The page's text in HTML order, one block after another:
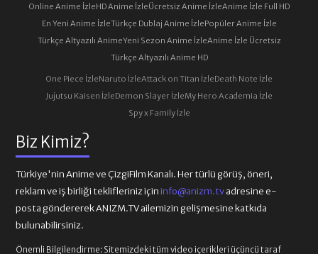
Biz Kimiz?
Türkiye'nin Anime ve ÇizgiFilm Kanalı. Her türlü görüş, öneri,
reklam ve iş birliği teklifleriniz içininfo@anizm.tvadresine e-
posta göndererek ANIZM.TV ailemizin gelişmesine katkıda
bulunabilirsiniz.
Önemli Bilgilendirme: Sitemizdeki tüm video içerikleri üçüncü taraf
Online Anime İzleHD Anime İzleÜcretsiz Anime İzleAnime İzle Full HD
En Yeni Anime İzleTürkçe Dublaj Anime İzlePopüler Anime İzle
Türkçe Altyazılı AnimeYeni Sezon Anime İzleAnime İzle Ücretsiz
Türkçe Altyazılı Anime HD
One Piece İzleNaruto İzleAttack on Titan İzleDeath Note İzle
Jujutsu Kaisen İzleDemon Slayer İzleMy Hero Academia İzle
Spy x Family İzle